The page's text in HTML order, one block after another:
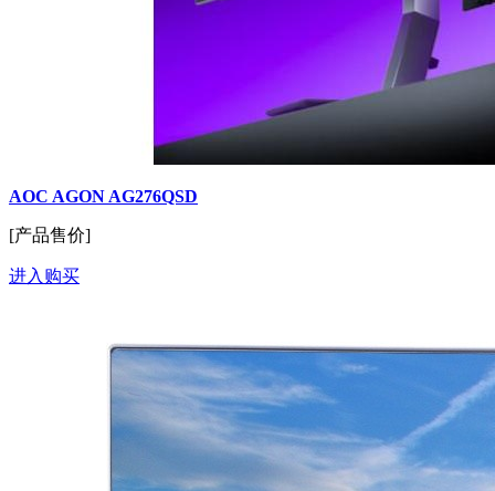
AOC AGON AG276QSD
[产品售价]
进入购买